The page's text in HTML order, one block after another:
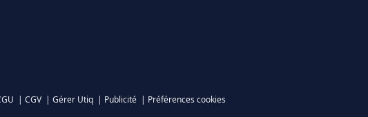
| CGV | Gérer Utiq | Publicité | Préférences cookies